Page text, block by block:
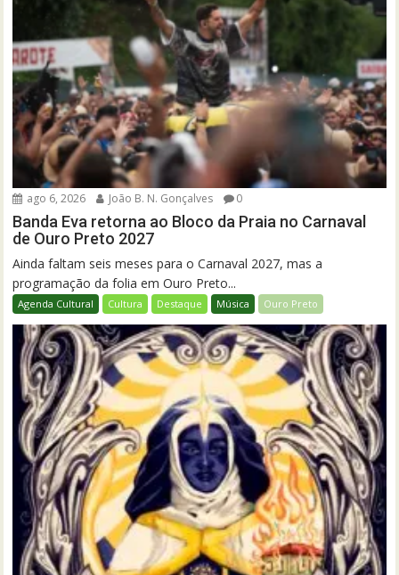
ago 6, 2026 João B. N. Gonçalves 0
Banda Eva retorna ao Bloco da Praia no Carnaval
de Ouro Preto 2027
Ainda faltam seis meses para o Carnaval 2027, mas a
programação da folia em Ouro Preto...
Agenda Cultural Cultura Destaque Música Ouro Preto